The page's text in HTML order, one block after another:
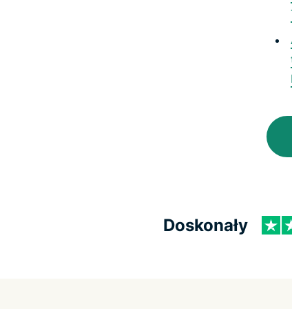
Doskonały